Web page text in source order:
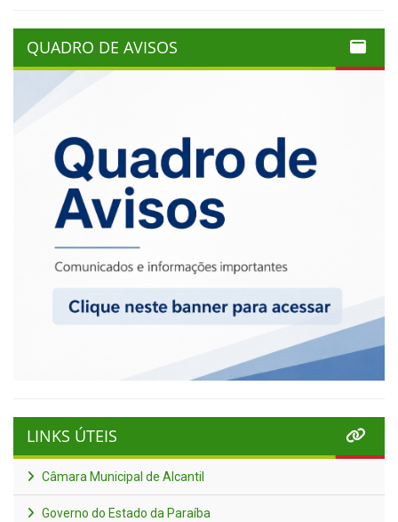
QUADRO DE AVISOS
LINKS ÚTEIS
Câmara Municipal de Alcantil
Governo do Estado da Paraíba